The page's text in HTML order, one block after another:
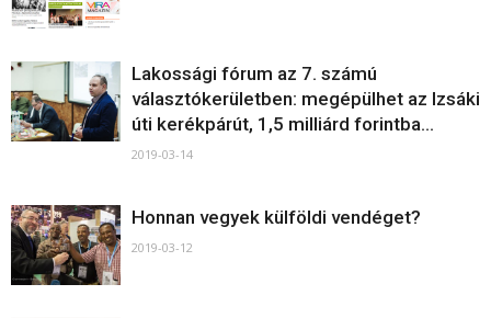
Lakossági fórum az 7. számú
választókerületben: megépülhet az Izsáki
úti kerékpárút, 1,5 milliárd forintba...
2019-03-14
Honnan vegyek külföldi vendéget?
2019-03-12